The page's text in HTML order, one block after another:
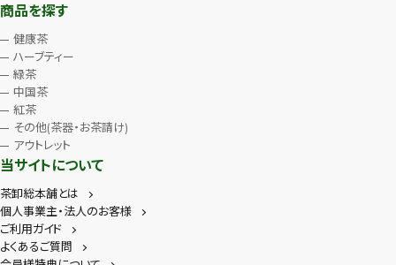
商品を探す
健康茶
ハーブティー
緑茶
中国茶
紅茶
その他(茶器・お茶請け)
アウトレット
当サイトについて
茶卸総本舗とは
個人事業主・法人のお客様
ご利用ガイド
よくあるご質問